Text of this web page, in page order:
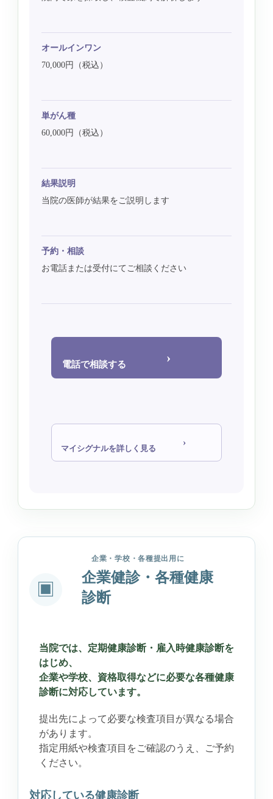
オールインワン
70,000円（税込）
単がん種
60,000円（税込）
結果説明
当院の医師が結果をご説明します
予約・相談
お電話または受付にてご相談ください
電話で相談する ›
マイシグナルを詳しく見る
›
▣
企業・学校・各種提出用に
企業健診・各種健康
診断
当院では、定期健康診断・雇入時健康診断を
はじめ、
企業や学校、資格取得などに必要な各種健康
診断に対応しています。
提出先によって必要な検査項目が異なる場合
があります。
指定用紙や検査項目をご確認のうえ、ご予約
ください。
対応している健康診断